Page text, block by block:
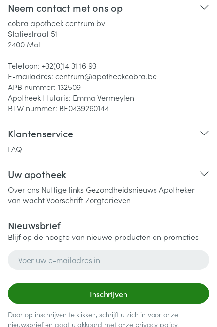
Neem contact met ons op
cobra apotheek centrum bv
Statiestraat 51
2400 Mol
Telefoon: +32(0)14 31 16 93
E-mailadres: centrum@apotheekcobra.be
APB nummer: 132509
Apotheek titularis: Emma Vermeylen
BTW nummer: BE0439260144
Klantenservice
FAQ
Uw apotheek
Over ons Nuttige links Gezondheidsnieuws Apotheker
van wachtVoorschriftZorgtarieven
Nieuwsbrief
Blijf op de hoogte van nieuwe producten en promoties
Inschrijven
Door op inschrijven te klikken, schrijft u zich in voor onze
nieuwsbrief en gaat u akkoord met onze privacy policy.